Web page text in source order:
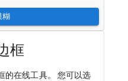
糊
框
的在线工具。 您可以选